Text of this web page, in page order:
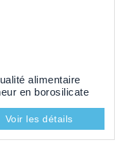
alimentaire
en borosilicate
Voir les détails